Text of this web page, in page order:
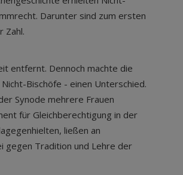
Darunter sind zum ersten
Zahl.
entfernt. Dennoch machte die
Bischöfe - einen Unterschied.
Synode mehrere Frauen
für Gleichberechtigung in der
ließen an
gegen Tradition und Lehre der